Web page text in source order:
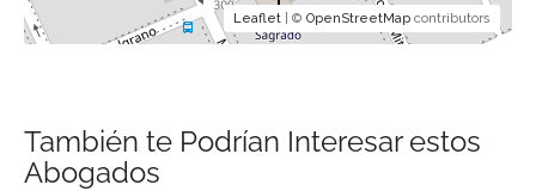
Leaflet | © OpenStreetMap contributors
También te Podrían Interesar estos
Abogados